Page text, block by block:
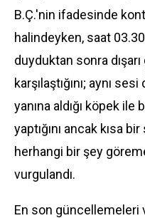
B.Ç.'nin ifadesinde
halindeyken, saat
duyduktan sonra dışarı
karşılaştığını; aynı
yanına aldığı köpek
yaptığını ancak kısa
herhangi bir şey
vurgulandı.
En son güncellemeleri